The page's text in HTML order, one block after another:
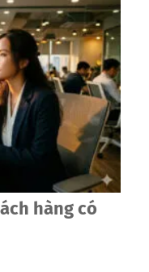
hàng có